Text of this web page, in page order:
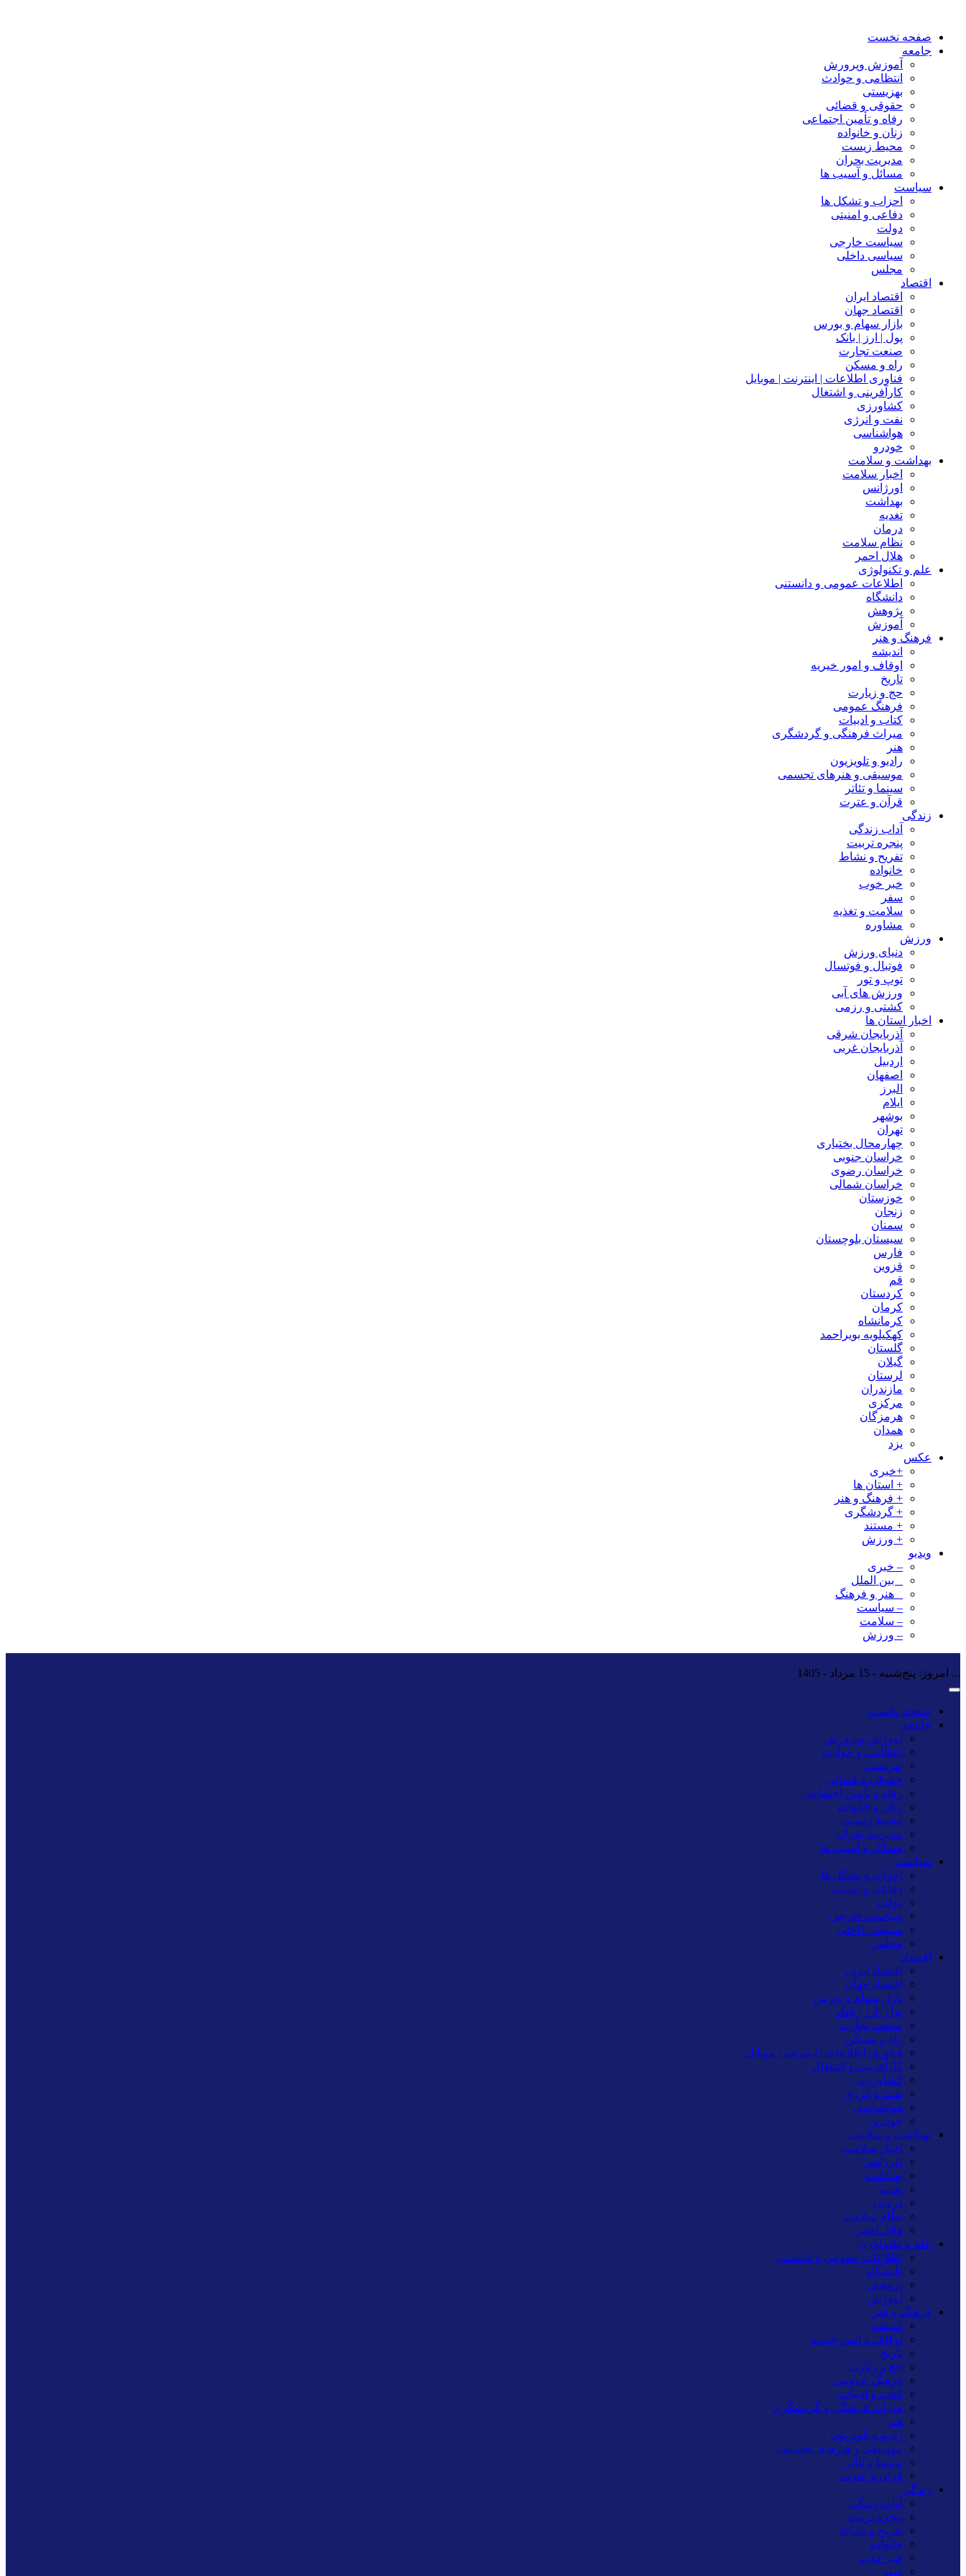
صفحه نخست
جامعه
آموزش وپرورش
انتظامی و حوادث
بهزیستی
حقوقی و قضائی
رفاه و تأمین اجتماعی
زنان و خانواده
محیط زیست
مدیریت بحران
مسائل و آسیب ها
سیاست
احزاب و تشکل ها
دفاعی و امنیتی
دولت
سیاست خارجی
سیاسی داخلی
مجلس
اقتصاد
اقتصاد ایران
اقتصاد جهان
بازار سهام و بورس
پول | ارز | بانک
صنعت تجارت
راه و مسکن
فناوری اطلاعات | اینترنت | موبایل
کارآفرینی و اشتغال
کشاورزی
نفت و انرژی
هواشناسی
خودرو
بهداشت و سلامت
اخبار سلامت
اورژانس
بهداشت
تغدیه
درمان
نظام سلامت
هلال احمر
علم و تکنولوژی
اطلاعات عمومی و دانستنی
دانشگاه
پژوهش
آموزش
فرهنگ و هنر
اندیشه
اوقاف و امور خیریه
تاریخ
حج و زیارت
فرهنگ عمومی
کتاب و ادبیات
میراث فرهنگی و گردشگری
هنر
رادیو و تلویزیون
موسیقی و هنرهای تجسمی
سینما و تئاتر
قرآن و عترت
زندگی
آداب زندگی
پنجره تربیت
تفریح و نشاط
خانواده
خبر خوب
سفر
سلامت و تغذیه
مشاوره
ورزش
دنیای ورزش
فوتبال و فوتسال
توپ و تور
ورزش های آبی
کشتی و رزمی
اخبار استان ها
آذربایجان شرقی
آذربایجان غربی
اردبیل
اصفهان
البرز
ایلام
بوشهر
تهران
چهارمحال بختیاری
خراسان جنوبی
خراسان رضوی
خراسان شمالی
خوزستان
زنجان
سمنان
سیستان بلوچستان
فارس
قزوین
قم
کردستان
کرمان
کرمانشاه
کهکیلویه بویراحمد
گلستان
گیلان
لرستان
مازندران
مرکزی
هرمزگان
همدان
یزد
عکس
+خبری
+ استان ها
+ فرهنگ و هنر
+ گردشگری
+ مستند
+ ورزش
ویدیو
– خبری
_ بین الملل
_ هنر و فرهنگ
– سیاست
– سلامت
– ورزش
... امروز: پنج‌شنبه - 15 مرداد - 1405
صفحه نخست
جامعه
آموزش وپرورش
انتظامی و حوادث
بهزیستی
حقوقی و قضائی
رفاه و تأمین اجتماعی
زنان و خانواده
محیط زیست
مدیریت بحران
مسائل و آسیب ها
سیاست
احزاب و تشکل ها
دفاعی و امنیتی
دولت
سیاست خارجی
سیاسی داخلی
مجلس
اقتصاد
اقتصاد ایران
اقتصاد جهان
بازار سهام و بورس
پول | ارز | بانک
صنعت تجارت
راه و مسکن
فناوری اطلاعات | اینترنت | موبایل
کارآفرینی و اشتغال
کشاورزی
نفت و انرژی
هواشناسی
خودرو
بهداشت و سلامت
اخبار سلامت
اورژانس
بهداشت
تغدیه
درمان
نظام سلامت
هلال احمر
علم و تکنولوژی
اطلاعات عمومی و دانستنی
دانشگاه
پژوهش
آموزش
فرهنگ و هنر
اندیشه
اوقاف و امور خیریه
تاریخ
حج و زیارت
فرهنگ عمومی
کتاب و ادبیات
میراث فرهنگی و گردشگری
هنر
رادیو و تلویزیون
موسیقی و هنرهای تجسمی
سینما و تئاتر
قرآن و عترت
زندگی
آداب زندگی
پنجره تربیت
تفریح و نشاط
خانواده
خبر خوب
سفر